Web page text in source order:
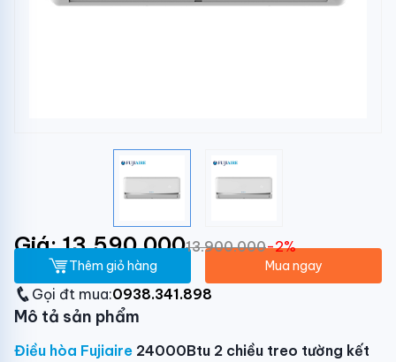
Giá: 13.590.00013.900.000-2%
Thêm giỏ hàng Mua ngay
Gọi đt mua:0938.341.898
Mô tả sản phẩm
Điều hòa Fujiaire 24000Btu 2 chiều treo tường kết